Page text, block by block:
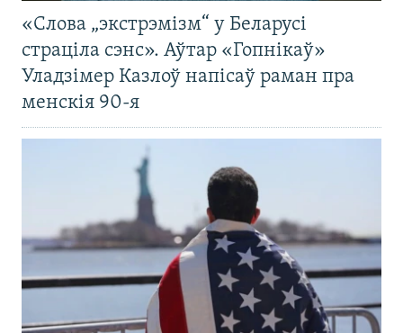
«Слова „экстрэмізм“ у Беларусі
страціла сэнс». Аўтар «Гопнікаў»
Уладзімер Казлоў напісаў раман пра
менскія 90-я